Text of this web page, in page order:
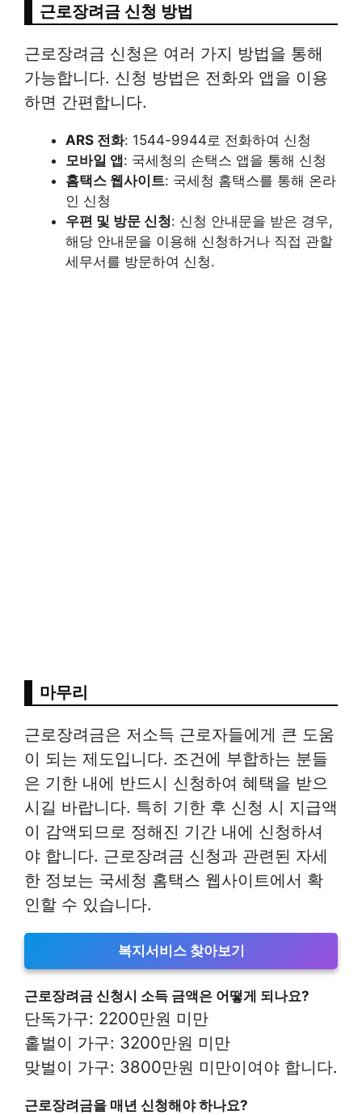
근로장려금 신청 방법
근로장려금 신청은 여러 가지 방법을 통해
가능합니다. 신청 방법은 전화와 앱을 이용
하면 간편합니다.
ARS 전화: 1544-9944로 전화하여 신청
모바일 앱 : 국세청의 손택스 앱을 통해 신청
홈택스 웹사이트: 국세청 홈택스를 통해 온라
인 신청
우편 및 방문 신청: 신청 안내문을 받은 경우,
해당 안내문을 이용해 신청하거나 직접 관할
세무서를 방문하여 신청.
마무리
근로장려금은 저소득 근로자들에게 큰 도움
이 되는 제도입니다. 조건에 부합하는 분들
은 기한 내에 반드시 신청하여 혜택을 받으
시길 바랍니다. 특히 기한 후 신청 시 지급액
이 감액되므로 정해진 기간 내에 신청하셔
야 합니다. 근로장려금 신청과 관련된 자세
한 정보는 국세청 홈택스 웹사이트에서 확
인할 수 있습니다.
복지서비스 찾아보기
근로장려금 신청시 소득 금액은 어떻게 되나요?
단독가구: 2200만원 미만
홑벌이 가구: 3200만원 미만
맞벌이 가구: 3800만원 미만이여야 합니다.
근로장려금을 매년 신청해야 하나요?